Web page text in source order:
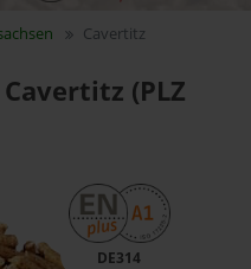
Cavertitz
(PLZ
DE314